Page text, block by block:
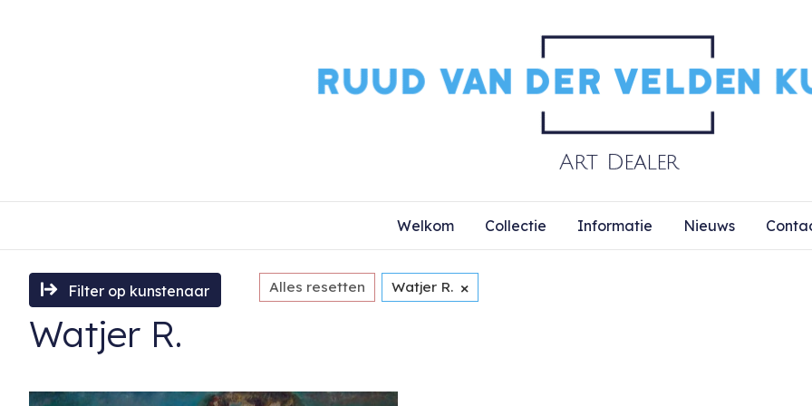
Welkom Collectie Informatie Nieuws
Filter op kunstenaar Alles resetten Watjer R. ×
Watjer R.